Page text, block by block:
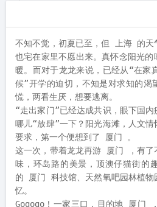
不知不觉，初夏已至，但 上海 的
也宅在家里不愿出来。真怀念阳光
暖。而对于龙龙来说，已经从“在家
候”开学的迫切，不知是对求知的渴
慌，两看生厌，想要逃离。
“走出家门”已经达成共识，眼下国
哪儿“放肆”一下？阳光海滩，人文
要求，第一个便想到了 厦门 。
这一次，带着龙龙再游 厦门 ，有
味，环岛路的美景，顶澳仔猫街的
的 厦门 科技馆、天然氧吧园林植
忆。
Gogogo！一家三口，目的地 厦门